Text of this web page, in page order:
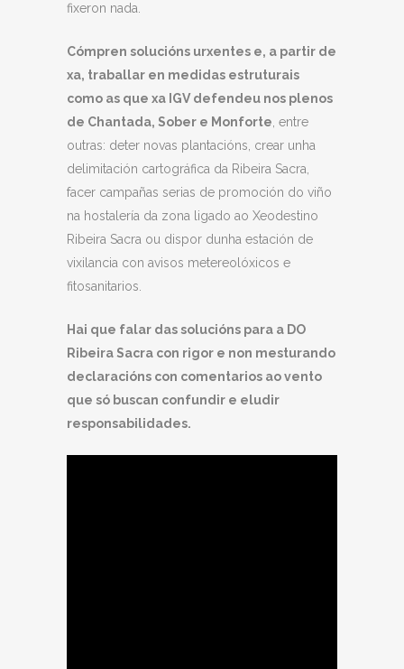
fixeron nada.
Cómpren solucións urxentes e, a partir de
xa, traballar en medidas estruturais
como as que xa IGV defendeu nos plenos
de Chantada, Sober e Monforte , entre
outras: deter novas plantacións, crear unha
delimitación cartográfica da Ribeira Sacra,
facer campañas serias de promoción do viño
na hostalería da zona ligado ao Xeodestino
Ribeira Sacra ou dispor dunha estación de
vixilancia con avisos metereolóxicos e
fitosanitarios.
Hai que falar das solucións para a DO
Ribeira Sacra con rigor e non mesturando
declaracións con comentarios ao vento
que só buscan confundir e eludir
responsabilidades.